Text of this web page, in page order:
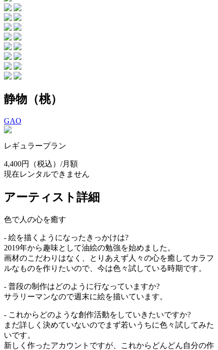
静物（桃）
GAO
レギュラープラン
4,400円
（税込）/月額
現在レンタルできません
アーティスト詳細
色で人の心を癒す
- 絵を描くようになったきっかけは?
2019年から趣味として油絵の勉強を始めました。
画材のこだわりはなく、とりあえず人々の心を癒してカラフ
ルなものを作りたいので、今は色々試している時期です。
- 普段の制作はどのように行なっていますか?
サラリーマンなので週末に絵を描いています。
- これからどのような創作活動をしていきたいですか?
まだ詳しく決めていないのでまず若いうちに色々試してみた
いです。
新しく作ったアカウントですが、これからどんどん自分の作